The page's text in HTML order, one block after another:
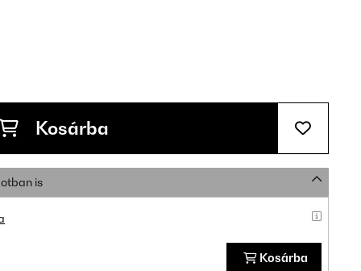
Kosárba
is
Kosárba